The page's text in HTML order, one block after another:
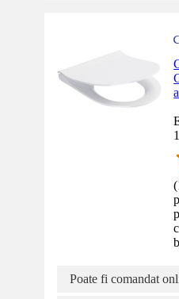
(
Poate fi comandat